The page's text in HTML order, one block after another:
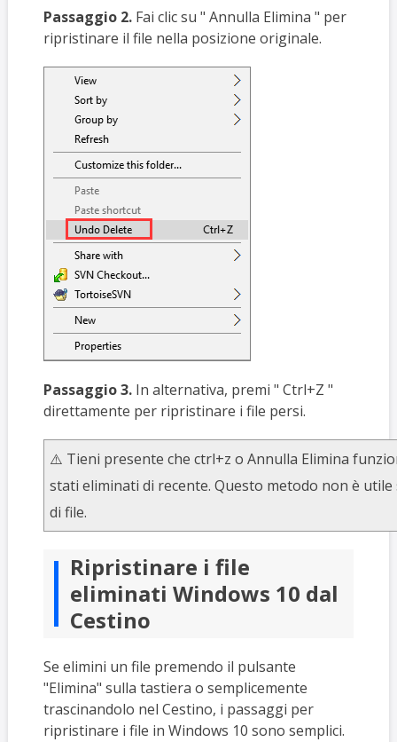
Passaggio 2.Fai clic su " Annulla Elimina " per
ripristinare il file nella posizione originale.
Passaggio 3. In alternativa, premi " Ctrl+Z "
direttamente per ripristinare i file persi.
⚠️ Tieni presente che ctrl+z o Annulla Elimina
stati eliminati di recente. Questo metodo non è
di file.
Ripristinare i file
eliminati Windows 10 dal
Cestino
Se elimini un file premendo il pulsante
"Elimina" sulla tastiera o semplicemente
trascinandolo nel Cestino, i passaggi per
ripristinare i file in Windows 10 sono semplici.